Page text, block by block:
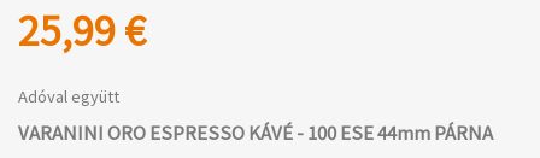
25,99 €
Adóval együtt
VARANINI ORO ESPRESSO KÁVÉ -100 ESE 44mm PÁRNA